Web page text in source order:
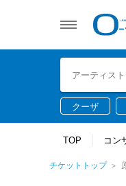
クーザ
TOP コン
チケットトップ